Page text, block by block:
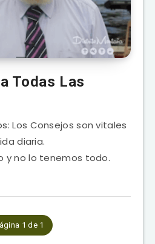
Todas Las
Los Consejos son vitales
diaria.
y no lo tenemos todo.
1 de 1